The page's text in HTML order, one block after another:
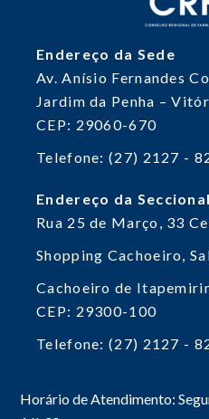
Endereço da Sede
Av. Anísio Fernandes
Jardim da Penha –
CEP: 29060-670
Telefone: (27) 2127 -
Endereço da Seccional
Rua 25 de Março, 33
Shopping Cachoeiro,
Cachoeiro de
CEP: 29300-100
Telefone: (27) 2127 -
Horário de Atendimento: